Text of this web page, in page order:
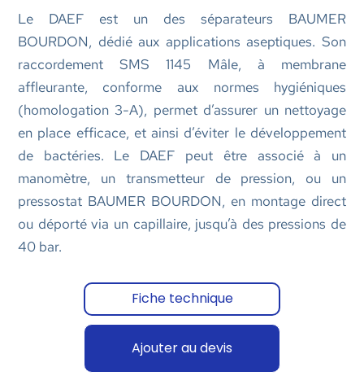
Le DAEF est un des séparateurs BAUMER
BOURDON, dédié aux applications aseptiques. Son
raccordement SMS 1145 Mâle, à membrane
affleurante, conforme aux normes hygiéniques
(homologation 3-A), permet d’assurer un nettoyage
en place efficace, et ainsi d’éviter le développement
de bactéries. Le DAEF peut être associé à un
manomètre, un transmetteur de pression, ou un
pressostat BAUMER BOURDON, en montage direct
ou déporté via un capillaire, jusqu’à des pressions de
40 bar.
Fiche technique
Ajouter au devis